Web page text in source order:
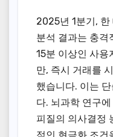
2025년 1분기, 한
분석 결과는 충격
15분 이상인 사용
만, 즉시 거래를
했습니다. 이는
다. 뇌과학 연구
피질의 의사결정
적인 현금화 조건